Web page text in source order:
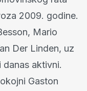
2009. godine.
Mario
Der Linden, uz
aktivni.
Gaston